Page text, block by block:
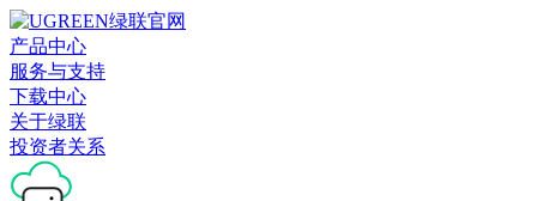
产品中心
服务与支持
下载中心
关于绿联
投资者关系